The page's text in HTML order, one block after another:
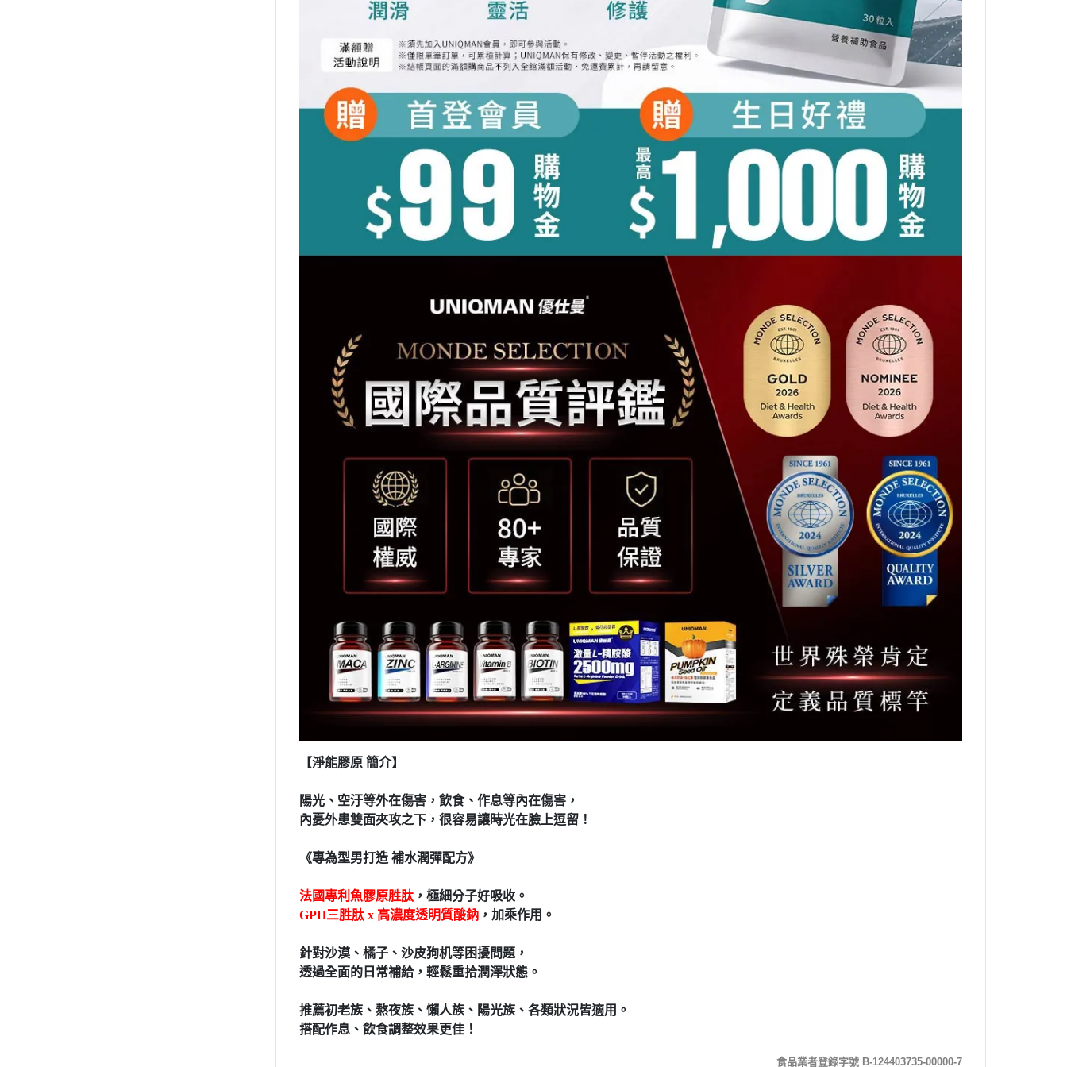
【淨能膠原 簡介】
陽光、空汙等外在傷害，飲食、作息等內在傷害，
內憂外患雙面夾攻之下，很容易讓時光在臉上逗留！
《專為型男打造 補水潤彈配方》
法國專利魚膠原胜肽 ，極細分子好吸收。
GPH三胜肽 x 高濃度透明質酸鈉 ，加乘作用。
針對沙漠、橘子、沙皮狗机等困擾問題，
透過全面的日常補給，輕鬆重拾潤澤狀態。
推薦初老族、熬夜族、懶人族、陽光族、各類狀況皆適用。
搭配作息、飲食調整效果更佳！
食品業者登錄字號 B-124403735-00000-7